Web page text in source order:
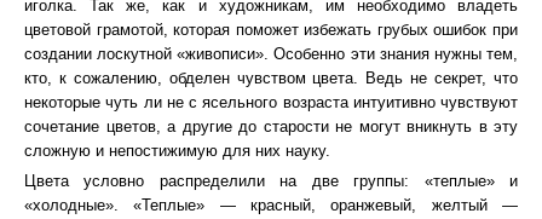
иголка. Так же, как и художникам, им необходимо владеть
цветовой грамотой, которая поможет избежать грубых ошибок при
создании лоскутной «живописи». Особенно эти знания нужны тем,
кто, к сожалению, обделен чувством цвета. Ведь не секрет, что
некоторые чуть ли не с ясельного возраста интуитивно чувствуют
сочетание цветов, а другие до старости не могут вникнуть в эту
сложную и непостижимую для них науку.
Цвета условно распределили на две группы: «теплые» и
«холодные». «Теплые» — красный, оранжевый, желтый —